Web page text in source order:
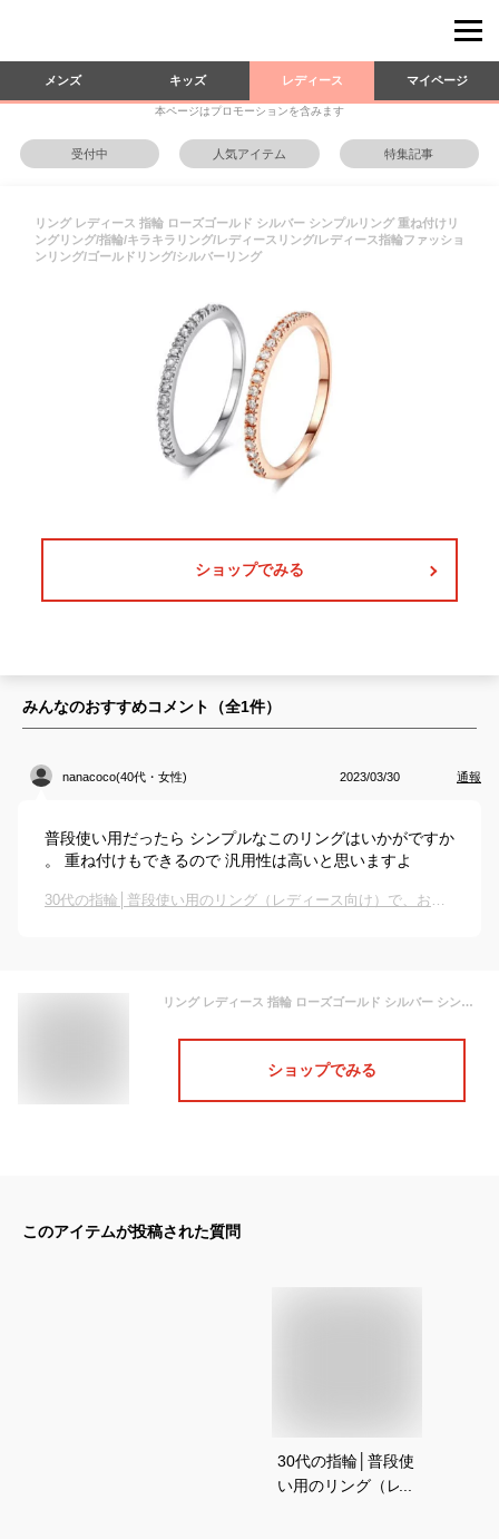
メンズ キッズ レディース マイページ
本ページはプロモーションを含みます
受付中 人気アイテム 特集記事
リング レディース 指輪 ローズゴールド シルバー シンプルリング 重ね付けリ
ングリング/指輪/キラキラリング/レディースリング/レディース指輪ファッショ
ンリング/ゴールドリング/シルバーリング
ショップでみる
みんなのおすすめコメント（全1件）
nanacoco(40代・女性) 2023/03/30 通報
普段使い用だったら シンプルなこのリングはいかがですか
。 重ね付けもできるので 汎用性は高いと思いますよ
30代の指輪│普段使い用のリング（レディース向け）で、おしゃれなデザインのおすすめは？
リング レディース 指輪 ローズゴールド シルバー シンプルリング 重ね付けリングリング/指輪/キラキラリング/レディースリング/レディース指輪ファッションリング/ゴールドリング/シルバーリング
ショップでみる
このアイテムが投稿された質問
30代の指輪│普段使
い用のリング（レデ